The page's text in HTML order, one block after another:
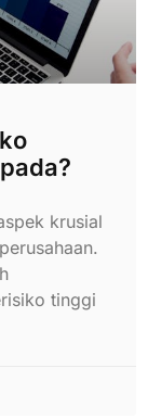
krusial
tinggi